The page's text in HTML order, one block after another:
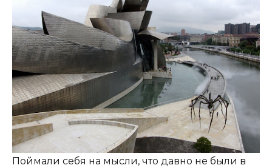
Поймали себя на мысли, что давно не были в